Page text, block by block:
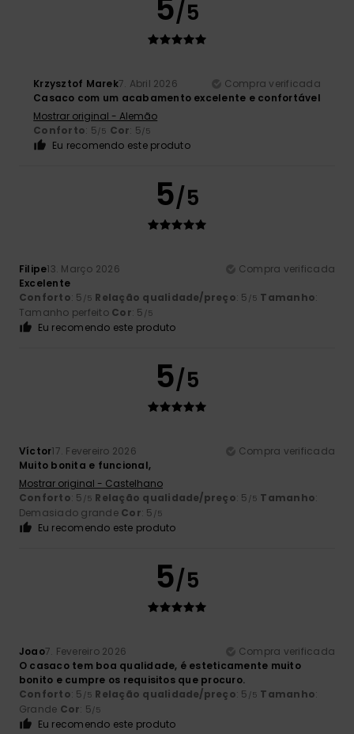
5/5
Krzysztof Marek7. Abril 2026
Compra verificada
Casaco com um acabamento excelente e confortável
Mostrar original - Alemão
Conforto: 5/5 Cor: 5/5
Eu recomendo este produto
5/5
Filipe13. Março 2026
Compra verificada
Excelente
Conforto: 5 /5 Relação qualidade/preço: 5 /5 Tamanho:
Tamanho perfeito Cor: 5 /5
Eu recomendo este produto
5/5
Víctor17. Fevereiro 2026
Compra verificada
Muito bonita e funcional,
Mostrar original - Castelhano
Conforto: 5 /5 Relação qualidade/preço: 5 /5 Tamanho:
Demasiado grande Cor: 5 /5
Eu recomendo este produto
5/5
Joao7. Fevereiro 2026
Compra verificada
O casaco tem boa qualidade, é esteticamente muito
bonito e cumpre os requisitos que procuro.
Conforto: 5 /5 Relação qualidade/preço: 5 /5 Tamanho:
Grande Cor: 5/5
Eu recomendo este produto